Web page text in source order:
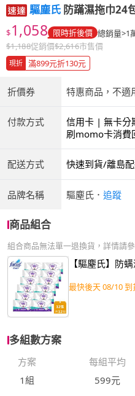
驅塵氏 防蹣濕拖巾24
$1,058 限時折後價 總銷量>1
$1,188促銷價$2,616市售價
現折 滿899元折130元
折價券 特惠商品，不適
付款方式
信用卡 | 無卡
ATM | 銀聯卡
刷momo卡消費
配送方式 快速到貨/離島
品牌名稱 驅塵氏 ． 追蹤
商品組合
組合商品無法單一退換貨，詳情請
【驅塵氏】防
最快後天 08/10 到
多組數方案
方案 每組平均
1組
599元